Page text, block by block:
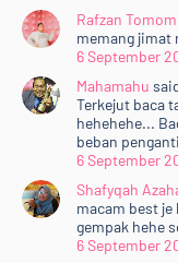
Rafzan
memang jimat
6 September
Mahamahu
Terkejut baca
hehehehe...
beban
6 September
Shafyqah
macam best
gempak hehe
6 September